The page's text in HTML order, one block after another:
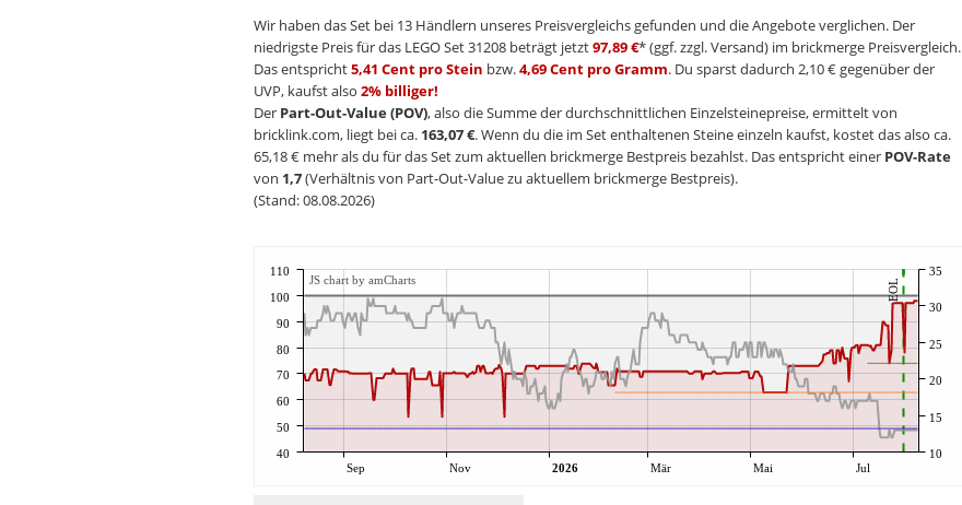
Wir haben das Set bei 13 Händlern unseres Preisvergleichs gefunden und die Angebote verglichen. Der
niedrigste Preis für das LEGO Set 31208 beträgt jetzt97,89 €* (ggf. zzgl. Versand) im brickmerge Preisvergleich.
Das entspricht5,41 Cent pro Stein bzw.4,69 Cent pro Gramm. Du sparst dadurch 2,10 € gegenüber der
UVP, kaufst also 2% billiger!
Der Part-Out-Value (POV), also die Summe der durchschnittlichen Einzelsteinepreise, ermittelt von
bricklink.com, liegt bei ca. 163,07 €. Wenn du die im Set enthaltenen Steine einzeln kaufst, kostet das also ca.
65,18 € mehr als du für das Set zum aktuellen brickmerge Bestpreis bezahlst. Das entspricht einer POV-Rate
von 1,7(Verhältnis von Part-Out-Value zu aktuellem brickmerge Bestpreis).
(Stand: 08.08.2026)
Sep Nov 2026 Mär Mai Jul
EOL
40
50
60
70
80
90
100
110
10
15
20
25
30
35
JS chart by amCharts